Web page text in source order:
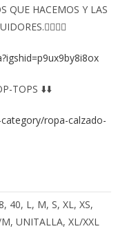
QUE HACEMOS Y LAS
TOPS ⬇️⬇️
ropa-calzado-
40, L, M, S, XL, XS,
UNITALLA, XL/XXL